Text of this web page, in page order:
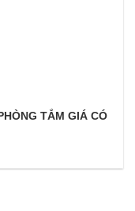
TẮM GIÁ CÓ